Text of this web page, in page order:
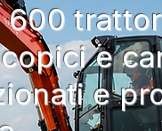
600
e
e